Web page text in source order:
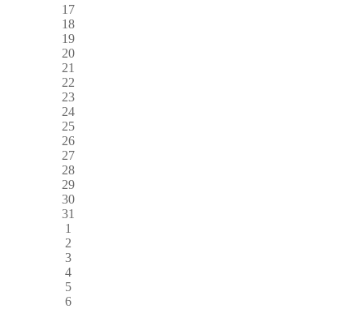
17
18
19
20
21
22
23
24
25
26
27
28
29
30
31
1
2
3
4
5
6